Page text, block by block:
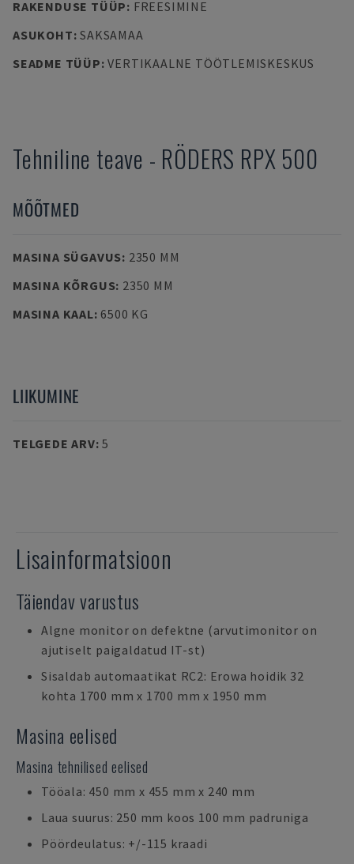
RAKENDUSE TÜÜP: FREESIMINE
ASUKOHT:SAKSAMAA
SEADME TÜÜP:VERTIKAALNE TÖÖTLEMISKESKUS
Tehniline teave - RÖDERS RPX 500
MÕÕTMED
MASINA SÜGAVUS: 2350 MM
MASINA KÕRGUS: 2350 MM
MASINA KAAL: 6500 KG
LIIKUMINE
TELGEDE ARV:5
Lisainformatsioon
Täiendav varustus
Algne monitor on defektne (arvutimonitor on
ajutiselt paigaldatud IT-st)
Sisaldab automaatikat RC2: Erowa hoidik 32
kohta 1700 mm x 1700 mm x 1950 mm
Masina eelised
Masina tehnilised eelised
Tööala: 450 mm x 455 mm x 240 mm
Laua suurus: 250 mm koos 100 mm padruniga
Pöördeulatus: +/-115 kraadi